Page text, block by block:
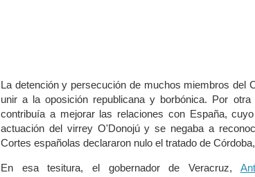
La detención y persecución de muchos miembros del
unir a la oposición republicana y borbónica. Por
contribuía a mejorar las relaciones con España,
actuación del virrey O'Donojú y se negaba a
Cortes españolas declararon nulo el tratado de
En esa tesitura, el gobernador de Veracruz,